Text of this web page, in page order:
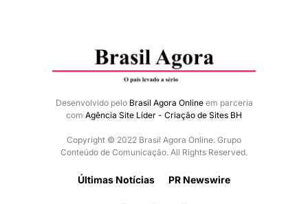
Desenvolvido pelo Brasil Agora Onlineem parceria
com Agência Site Líder - Criação de Sites BH
Copyright © 2022 Brasil Agora Online. Grupo
Conteúdo de Comunicação. All Rights Reserved.
Últimas Notícias PR Newswire